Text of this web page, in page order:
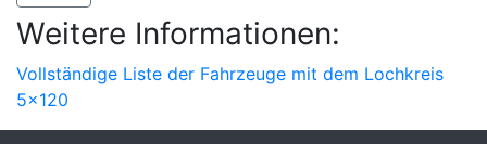
Weitere Informationen:
Vollständige Liste der Fahrzeuge mit dem Lochkreis
5x120